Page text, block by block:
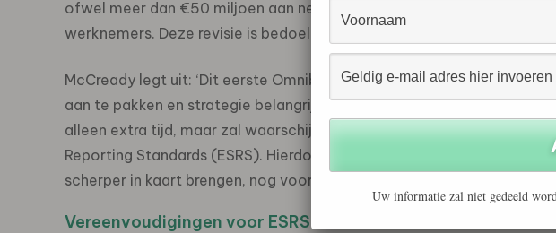
ofwel meer dan €50 miljoen aan netto-omzet of €25 miljoen aan
werknemers. Deze revisie is bedoeld om de complexiteit voor kleinere
McCready legt uit: ‘Dit eerste Omnibus-pakket biedt organisaties de
aan te pakken en strategie belangrijker te maken dan enkel naleving.
alleen extra tijd, maar zal waarschijnlijk ook leiden tot een herziening
Reporting Standards (ESRS). Hierdoor kunnen bedrijven hun
scherper in kaart brengen, nog voordat externe rapportage verplicht
Vereenvoudigingen voor ESRS
Uw informatie zal niet gedeeld